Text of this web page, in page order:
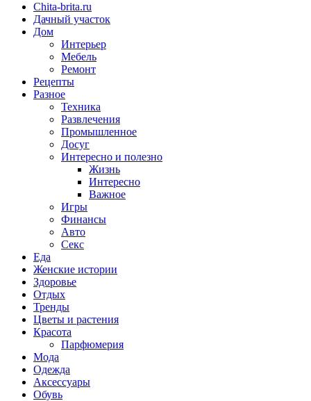
Chita-brita.ru
Дачный участок
Дом
Интерьер
Мебель
Ремонт
Рецепты
Разное
Техника
Развлечения
Промышленное
Досуг
Интересно и полезно
Жизнь
Интересно
Важное
Игры
Финансы
Авто
Секс
Еда
Женские истории
Здоровье
Отдых
Тренды
Цветы и растения
Красота
Парфюмерия
Мода
Одежда
Аксессуары
Обувь